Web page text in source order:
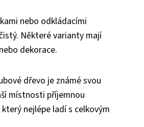
nebo odkládacími
Některé varianty mají
dekorace.
dřevo je známé svou
místnosti příjemnou
nejlépe ladí s celkovým